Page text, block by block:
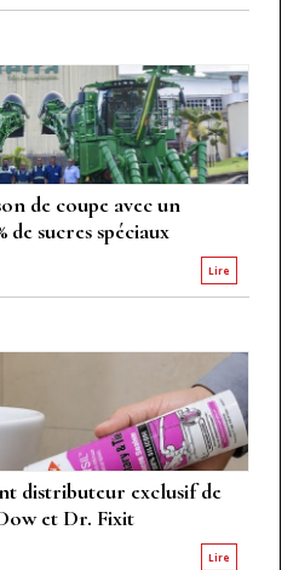
de coupe avec un
de sucres spéciaux
Lire
distributeur exclusif de
et Dr. Fixit
Lire